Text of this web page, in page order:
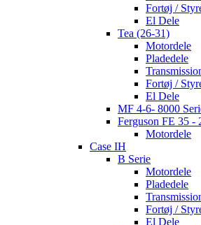
Fortøj /
El Dele
Tea (26-31)
Motordele
Pladedele
Fortøj /
El Dele
MF 4-6- 8000
Ferguson FE 35 -
Motordele
Case IH
B Serie
Motordele
Pladedele
Fortøj /
El Dele